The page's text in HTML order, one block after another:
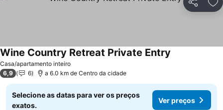
Partilhar
Casa/apartamento inteiro
Wine Country Retreat Private Entry
6,9 6 a 6.0 km de Centro da cidade
Selecione as datas para ver os preços
exatos.
Ver preços